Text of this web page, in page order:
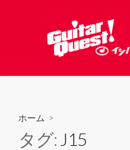
へ
ホーム >
タグ: J15